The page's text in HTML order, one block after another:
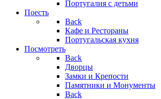
Португалия с детьми
Поесть
Back
Кафе и Рестораны
Португальская кухня
Посмотреть
Back
Дворцы
Замки и Крепости
Памятники и Монументы
Back